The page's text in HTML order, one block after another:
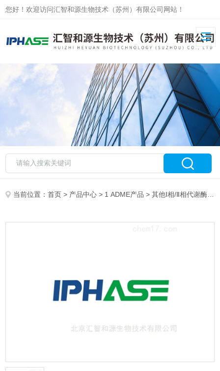
您好！欢迎访问汇智和源生物技术（苏州）有限公司网站！
当前位置：首页 > 产品中心 > 1 ADME产品 >其他Ⅰ相/Ⅱ相代谢酶